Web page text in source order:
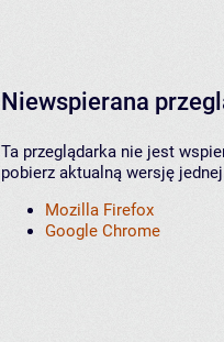
Niewspierana
Ta przeglądarka nie jest
pobierz aktualną wersję
Mozilla Firefox
Google Chrome